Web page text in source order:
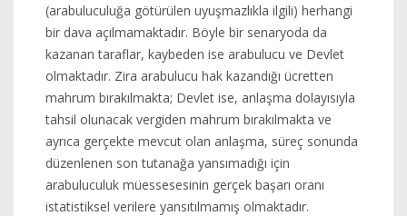
(arabuluculuğa götürülen uyuşmazlıkla ilgili) herhangi
bir dava açılmamaktadır. Böyle bir senaryoda da
kazanan taraflar, kaybeden ise arabulucu ve Devlet
olmaktadır. Zira arabulucu hak kazandığı ücretten
mahrum bırakılmakta; Devlet ise, anlaşma dolayısıyla
tahsil olunacak vergiden mahrum bırakılmakta ve
ayrıca gerçekte mevcut olan anlaşma, süreç sonunda
düzenlenen son tutanağa yansımadığı için
arabuluculuk müessesesinin gerçek başarı oranı
istatistiksel verilere yansıtılmamış olmaktadır.